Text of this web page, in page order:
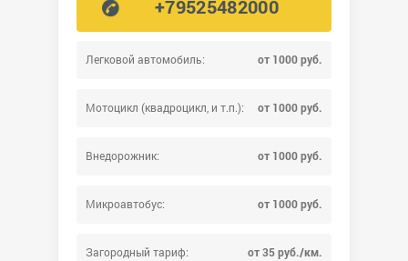
Легковой автомобиль: от 1000 руб.
Мотоцикл (квадроцикл, и т.п.): от 1000 руб.
Внедорожник: от 1000 руб.
Микроавтобус: от 1000 руб.
Загородный тариф: от 35 руб./км.
+79525482000